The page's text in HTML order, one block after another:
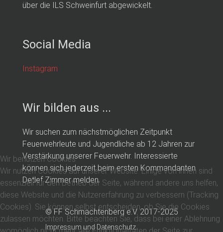
über die ILS Schweinfurt abgewickelt.
Social Media
Instagram
Wir bilden aus ...
Wir suchen zum nächstmöglichen Zeitpunkt
Feuerwehrleute und Jugendliche ab 12 Jahren zur
Verstärkung unserer Feuerwehr. Interessierte
können sich jederzeit beim ersten Kommandanten
Detlef Zimmer melden.
© FF Schmachtenberg e.V. 2017-2025
Impressum und Datenschutz
Wir benutzen Cookies
Wir nutzen Cookies auf unserer Website. Einige von ihnen sind
essenziell für den Betrieb der Seite, während andere uns helfen,
diese Website und die Nutzererfahrung zu verbessern (Tracking
Cookies). Sie können selbst entscheiden, ob Sie die Cookies
zulassen möchten. Bitte beachten Sie, dass bei einer Ablehnung